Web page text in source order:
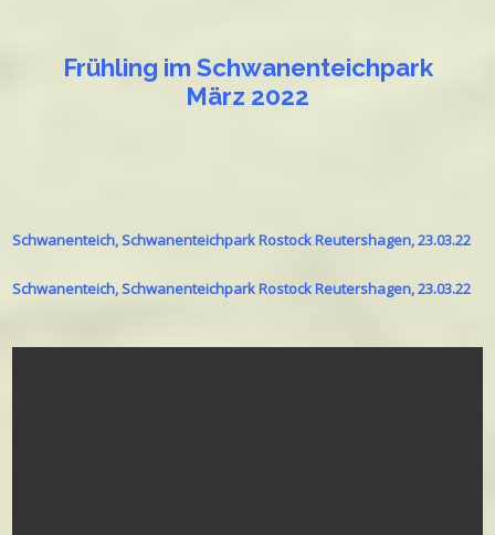
Frühling im Schwanenteichpark
März 2022
Schwanenteich, Schwanenteichpark Rostock Reutershagen, 23.03.22
Schwanenteich, Schwanenteichpark Rostock Reutershagen, 23.03.22